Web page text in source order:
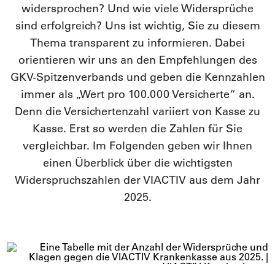
widersprochen? Und wie viele Widersprüche
sind erfolgreich? Uns ist wichtig, Sie zu diesem
Thema transparent zu informieren. Dabei
orientieren wir uns an den Empfehlungen des
GKV-Spitzenverbands und geben die Kennzahlen
immer als „Wert pro 100.000 Versicherte“ an.
Denn die Versichertenzahl variiert von Kasse zu
Kasse. Erst so werden die Zahlen für Sie
vergleichbar. Im Folgenden geben wir Ihnen
einen Überblick über die wichtigsten
Widerspruchszahlen der VIACTIV aus dem Jahr
2025.